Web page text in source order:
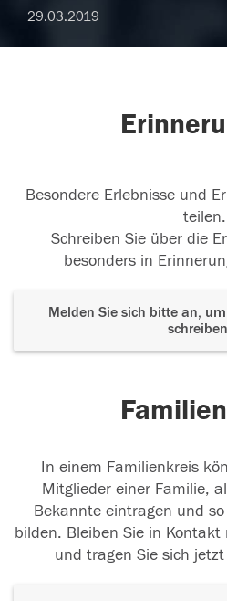
29.03.2019
Besondere Erlebnisse und
teilen.
Schreiben Sie über die
besonders in
Melden Sie sich bitte an,
schreiben
In einem Familienkreis
Mitglieder einer Familie,
Bekannte eintragen und
bilden. Bleiben Sie in
und tragen Sie sich